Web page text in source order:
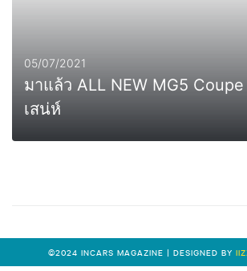
05/07/2021
มาแล้ว ALL NEW MG5
เสน่ห์
©2024 INCARS MAGAZINE | DESIGNED BY